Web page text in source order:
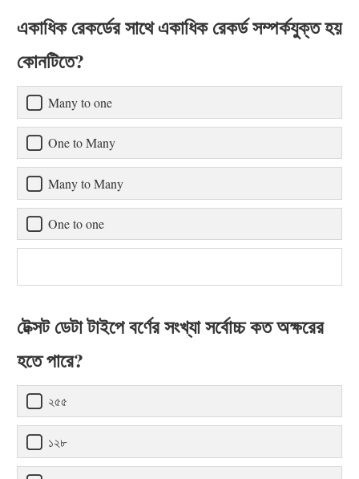
একাধিক রেকর্ডের সাথে একাধিক রেকর্ড সম্পর্কযুক্ত হয়
কোনটিতে?
Many to one
One to Many
Many to Many
One to one
টেক্সট ডেটা টাইপে বর্ণের সংখ্যা সর্বোচ্চ কত অক্ষরের
হতে পারে?
২৫৫
১২৮